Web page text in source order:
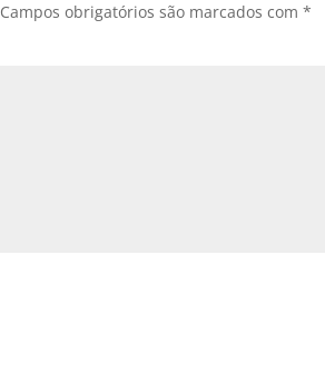
Campos obrigatórios são marcados com*